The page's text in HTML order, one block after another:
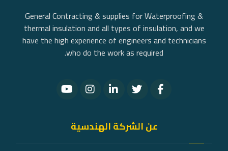
General Contracting & supplies for Waterproofing &
thermal insulation and all types of insulation, and we
have the high experience of engineers and technicians
who do the work as required.
عن الشركة الهندسية